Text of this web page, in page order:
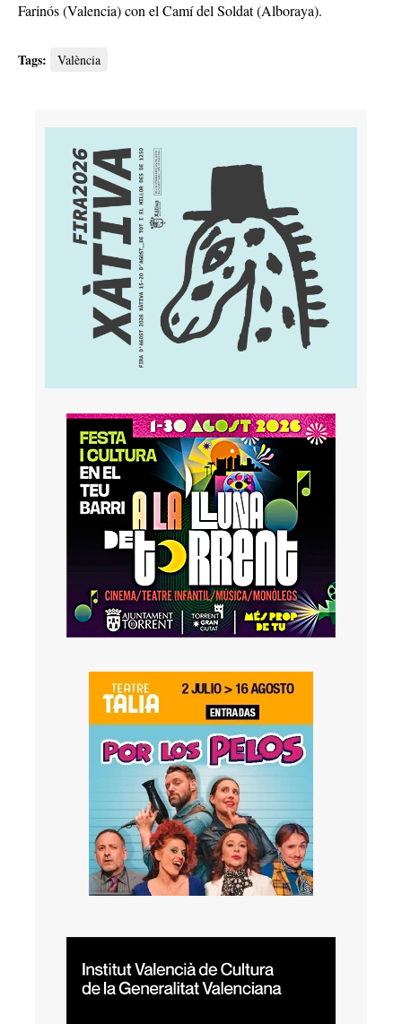
Farinós (Valencia) con el Camí del Soldat (Alboraya).
Tags: València